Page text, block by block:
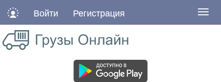
Войти Регистрация